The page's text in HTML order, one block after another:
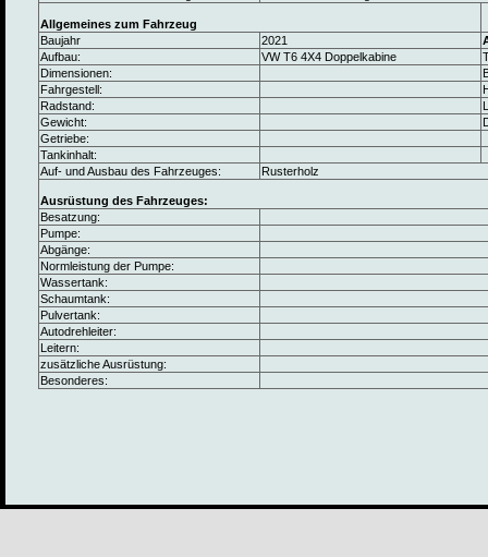
Allgemeines zum Fahrzeug
Baujahr
2021
Aufbau:
VW T6 4X4 Doppelkabine
Dimensionen:
Fahrgestell:
Radstand:
Gewicht:
Getriebe:
Tankinhalt:
Auf- und Ausbau des Fahrzeuges:
Rusterholz
Ausrüstung des Fahrzeuges:
Besatzung:
Pumpe:
Abgänge:
Normleistung der Pumpe:
Wassertank:
Schaumtank:
Pulvertank:
Autodrehleiter:
Leitern:
zusätzliche Ausrüstung:
Besonderes: